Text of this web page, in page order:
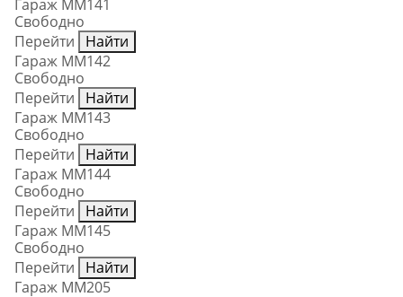
Гараж ММ141
Свободно
Перейти
Найти
Гараж ММ142
Свободно
Перейти
Найти
Гараж ММ143
Свободно
Перейти
Найти
Гараж ММ144
Свободно
Перейти
Найти
Гараж ММ145
Свободно
Перейти
Найти
Гараж ММ205